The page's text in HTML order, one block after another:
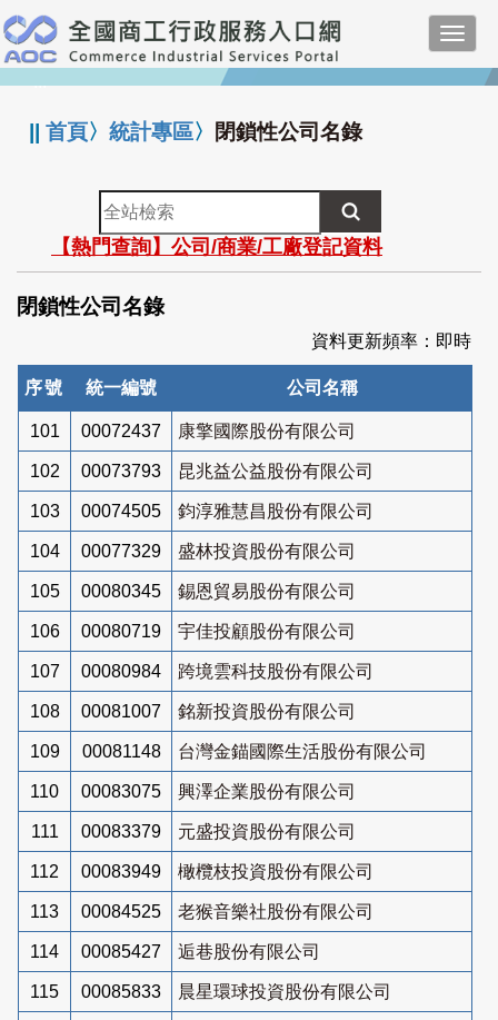
跳
到
主
要
:::
||首頁〉統計專區〉 閉鎖性公司名錄
全
站
檢
索
【熱門查詢】公司/商業/工廠登記資料
閉鎖性公司名錄
資料更新頻率：即時
序號 統一編號 公司名稱
101 00072437 康擎國際股份有限公司
102 00073793 昆兆益公益股份有限公司
103 00074505 鈞淳雅慧昌股份有限公司
104 00077329 盛林投資股份有限公司
105 00080345 錫恩貿易股份有限公司
106 00080719 宇佳投顧股份有限公司
107 00080984 跨境雲科技股份有限公司
108 00081007 銘新投資股份有限公司
109 00081148 台灣金錨國際生活股份有限公司
110 00083075 興澤企業股份有限公司
111 00083379 元盛投資股份有限公司
112 00083949 橄欖枝投資股份有限公司
113 00084525 老猴音樂社股份有限公司
114 00085427 逅巷股份有限公司
115 00085833 晨星環球投資股份有限公司